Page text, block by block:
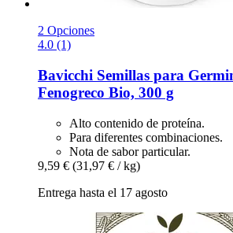
2 Opciones
4.0 (1)
Bavicchi Semillas para
Fenogreco Bio, 300 g
Alto contenido de proteína.
Para diferentes combinaciones.
Nota de sabor particular.
9,59 € (31,97 € / kg)
Entrega hasta el 17 agosto